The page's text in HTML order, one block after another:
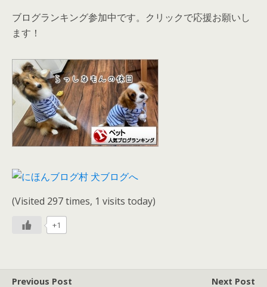
ブログランキング参加中です。クリックで応援お願いし
ます！
(Visited 297 times, 1 visits today)
+1
Previous Post Next Post